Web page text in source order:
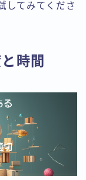
してみてくださ
時間